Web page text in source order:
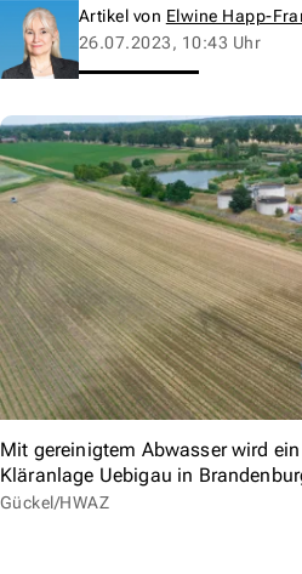
Artikel von Elwine Happ-
26.07.2023, 10:43 Uhr
Mit gereinigtem Abwasser wird
Kläranlage Uebigau in
Gückel/HWAZ